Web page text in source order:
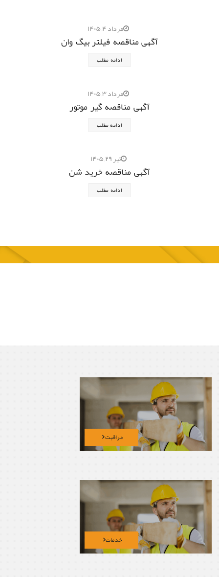
مرداد ۴, ۱۴۰۵
آگهی مناقصه فیلتر بیگ وان
ادامه مطلب
مرداد ۳, ۱۴۰۵
آگهی مناقصه گیر موتور
ادامه مطلب
تیر ۲۹, ۱۴۰۵
آگهی مناقصه خرید شن
ادامه مطلب
مراقبت
خدمات